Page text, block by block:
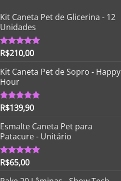
Kit Caneta Pet de Glicerina - 12
Unidades
Avaliação
R$210,00
Kit Caneta Pet de Sopro - Happy
Hour
Avaliação
R$139,90
Esmalte Caneta Pet para
Patacure - Unitário
Avaliação
R$65,00